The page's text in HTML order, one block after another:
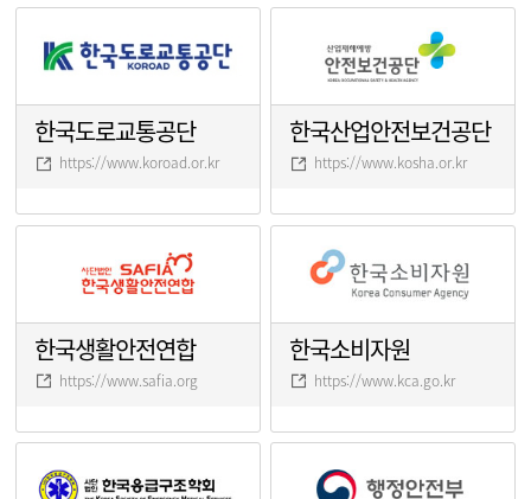
한국도로교통공단
https://www.koroad.or.kr
한국산업안전보건공단
https://www.kosha.or.kr
한국생활안전연합
https://www.safia.org
한국소비자원
https://www.kca.go.kr